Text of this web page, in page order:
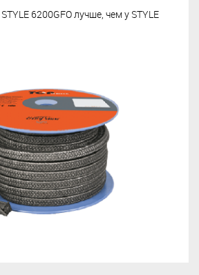
6200GFO лучше, чем у STYLE